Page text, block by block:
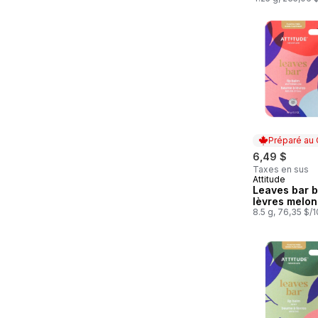
À La
Vanille,
De 2 Tubes
Préparé au
6,49 $
Taxes en sus
Préparé au
Attitude
Leaves bar
lèvres
8.5 g, 76,35 $/